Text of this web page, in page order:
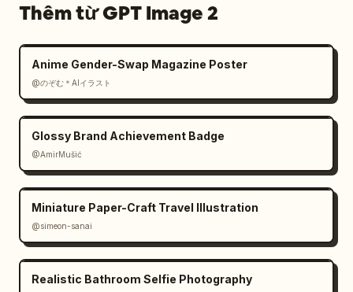
Thêm từ GPT Image 2
Anime Gender-Swap Magazine Poster
@のぞむ＊AIイラスト
Glossy Brand Achievement Badge
@AmirMušić
Miniature Paper-Craft Travel Illustration
@simeon-sanai
Realistic Bathroom Selfie Photography